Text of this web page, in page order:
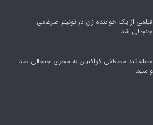
فیلمی از یک خواننده زن در توئیتر ضرغامی
جنجالی شد
حمله تند مصطفی کواکبیان به مجری جنجالی صدا
و سیما